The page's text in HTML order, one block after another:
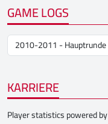
GAME LOGS
KARRIERE
Player statistics powered by